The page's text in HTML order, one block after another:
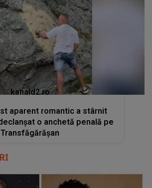
kanald2.ro
aparent romantic a stârnit
o anchetă penală pe
Transfăgărășan